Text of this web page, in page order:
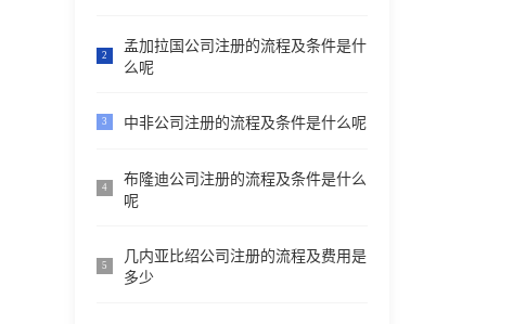
2
孟加拉国公司注册的流程及条件是什
么呢
3 中非公司注册的流程及条件是什么呢
4
布隆迪公司注册的流程及条件是什么
呢
5
几内亚比绍公司注册的流程及费用是
多少